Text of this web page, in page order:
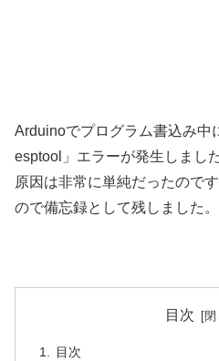
Arduinoでプログラム書込み中
esptool」エラーが発生しました
原因は非常に単純だったので
ので備忘録として残しました。
目次
目次